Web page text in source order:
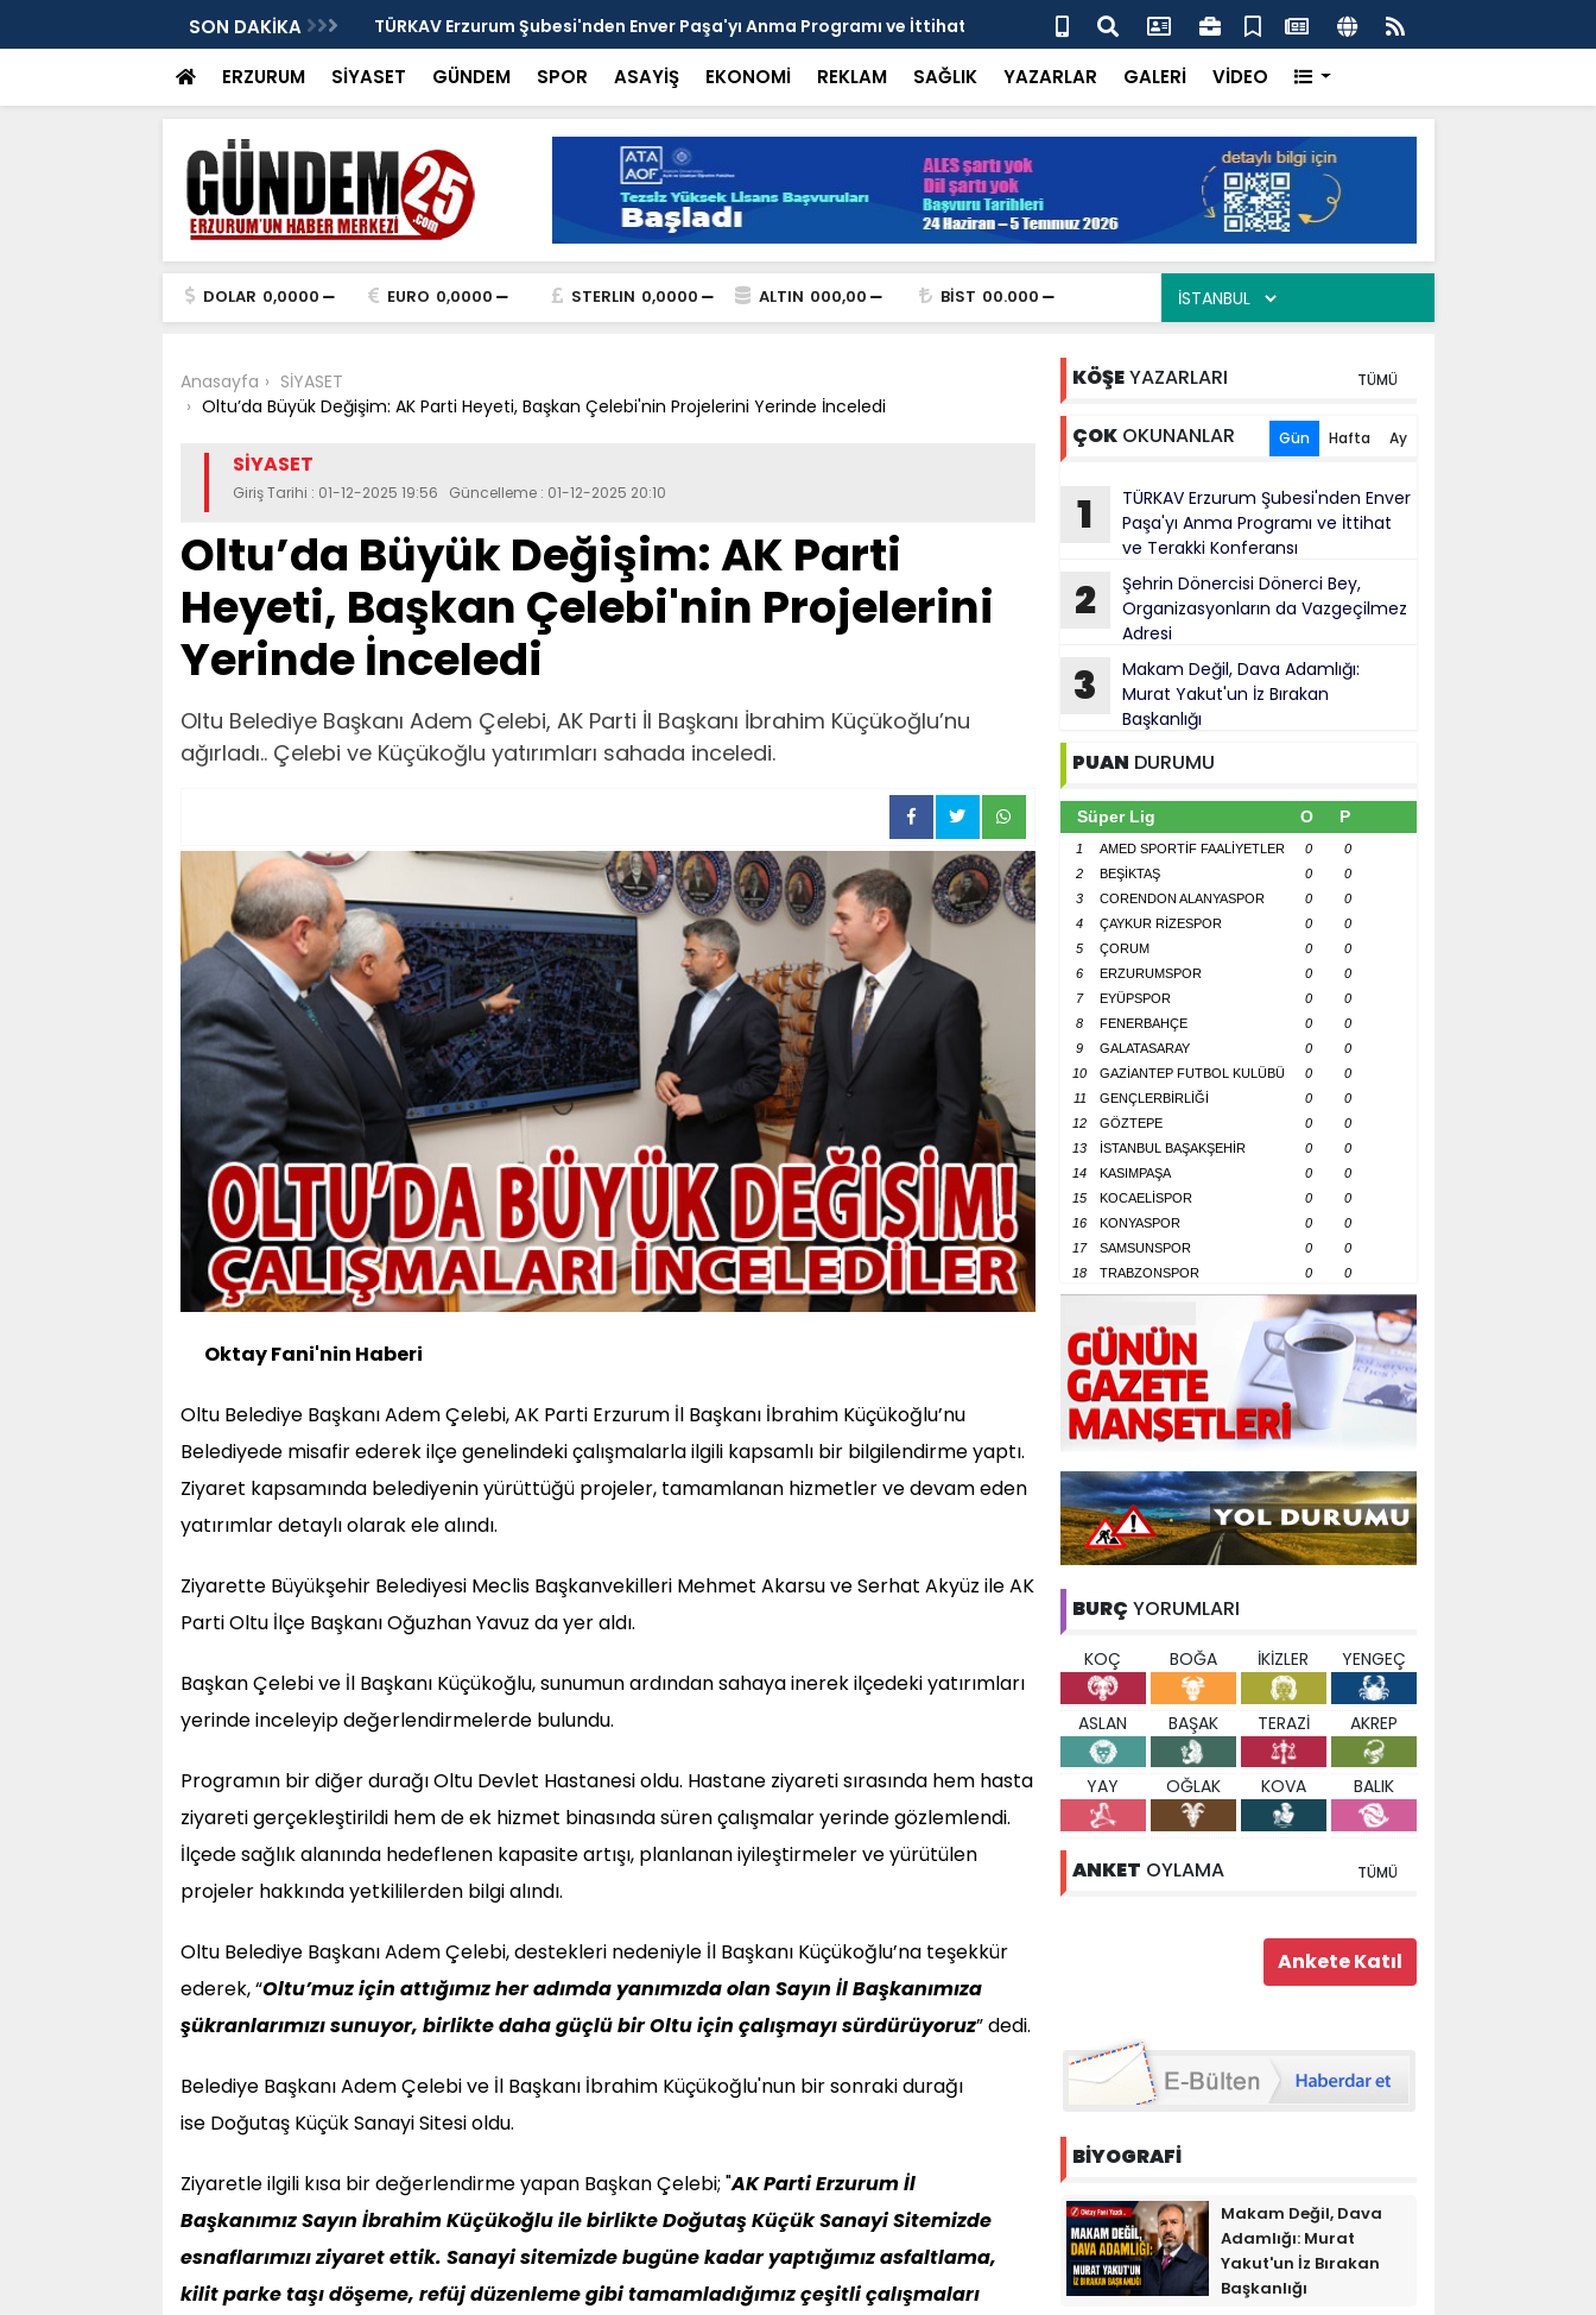
SON DAKİKA
Murat Yakut'un İz Bırakan Başkanlığı
TÜRKAV Erzurum Şubesi'nden Enver Paşa'yı Anma Programı ve İttihat
ve Terakki Konferansı
Şehrin Dönercisi Dönerci Bey, Organizasyonların da Vazgeçilmez
Adresi
ERZURUM SİYASET GÜNDEM SPOR ASAYİŞ EKONOMİ REKLAM SAĞLIK YAZARLAR GALERİ VİDEO
DOLAR 0,0000 EURO 0,0000 STERLIN 0,0000 ALTIN 000,00 BİST 00.000
Anasayfa
SİYASET
Oltu’da Büyük Değişim: AK Parti Heyeti, Başkan Çelebi'nin Projelerini Yerinde İnceledi
SİYASET
Giriş Tarihi : 01-12-2025 19:56 Güncelleme : 01-12-2025 20:10
Oltu’da Büyük Değişim: AK Parti
Heyeti, Başkan Çelebi'nin Projelerini
Yerinde İnceledi
Oltu Belediye Başkanı Adem Çelebi, AK Parti İl Başkanı İbrahim Küçükoğlu’nu
ağırladı.. Çelebi ve Küçükoğlu yatırımları sahada inceledi.
Oktay Fani'nin Haberi
Oltu Belediye Başkanı Adem Çelebi, AK Parti Erzurum İl Başkanı İbrahim Küçükoğlu’nu
Belediyede misafir ederek ilçe genelindeki çalışmalarla ilgili kapsamlı bir bilgilendirme yaptı.
Ziyaret kapsamında belediyenin yürüttüğü projeler, tamamlanan hizmetler ve devam eden
yatırımlar detaylı olarak ele alındı.
Ziyarette Büyükşehir Belediyesi Meclis Başkanvekilleri Mehmet Akarsu ve Serhat Akyüz ile AK
Parti Oltu İlçe Başkanı Oğuzhan Yavuz da yer aldı.
Başkan Çelebi ve İl Başkanı Küçükoğlu, sunumun ardından sahaya inerek ilçedeki yatırımları
yerinde inceleyip değerlendirmelerde bulundu.
Programın bir diğer durağı Oltu Devlet Hastanesi oldu. Hastane ziyareti sırasında hem hasta
ziyareti gerçekleştirildi hem de ek hizmet binasında süren çalışmalar yerinde gözlemlendi.
İlçede sağlık alanında hedeflenen kapasite artışı, planlanan iyileştirmeler ve yürütülen
projeler hakkında yetkililerden bilgi alındı.
Oltu Belediye Başkanı Adem Çelebi, destekleri nedeniyle İl Başkanı Küçükoğlu’na teşekkür
ederek, “Oltu’muz için attığımız her adımda yanımızda olan Sayın İl Başkanımıza
şükranlarımızı sunuyor, birlikte daha güçlü bir Oltu için çalışmayı sürdürüyoruz” dedi.
Belediye Başkanı Adem Çelebi ve İl Başkanı İbrahim Küçükoğlu'nun bir sonraki durağı
ise Doğutaş Küçük Sanayi Sitesi oldu.
Ziyaretle ilgili kısa bir değerlendirme yapan Başkan Çelebi; "AK Parti Erzurum İl
Başkanımız Sayın İbrahim Küçükoğlu ile birlikte Doğutaş Küçük Sanayi Sitemizde
esnaflarımızı ziyaret ettik. Sanayi sitemizde bugüne kadar yaptığımız asfaltlama,
kilit parke taşı döşeme, refüj düzenleme gibi tamamladığımız çeşitli çalışmaları
KÖŞEYAZARLARI TÜMÜ
ÇOKOKUNANLAR Gün Hafta Ay
1
TÜRKAV Erzurum Şubesi'nden Enver
Paşa'yı Anma Programı ve İttihat
ve Terakki Konferansı
2
Şehrin Dönercisi Dönerci Bey,
Organizasyonların da Vazgeçilmez
Adresi
3
Makam Değil, Dava Adamlığı:
Murat Yakut'un İz Bırakan
Başkanlığı
PUAN DURUMU
Süper Lig O P
1 AMED SPORTİF FAALİYETLER 0
0
2
BEŞİKTAŞ 0
0
3
CORENDON ALANYASPOR 0
0
4
ÇAYKUR RİZESPOR 0
0
5
ÇORUM 0
0
6
ERZURUMSPOR 0
0
7
EYÜPSPOR 0
0
8
FENERBAHÇE 0
0
9
GALATASARAY 0
0
10
GAZİANTEP FUTBOL KULÜBÜ 0
0
11
GENÇLERBİRLİĞİ 0
0
12
GÖZTEPE 0
0
13
İSTANBUL BAŞAKŞEHİR 0
0
14
KASIMPAŞA 0
0
15
KOCAELİSPOR 0
0
16
KONYASPOR 0
0
17
SAMSUNSPOR 0
0
18
TRABZONSPOR 0 0
BURÇ YORUMLARI
KOÇ BOĞA İKİZLER YENGEÇ
ASLAN BAŞAK TERAZİ AKREP
YAY OĞLAK KOVA BALIK
ANKET OYLAMA TÜMÜ
BİYOGRAFİ
Makam Değil, Dava
Adamlığı: Murat
Yakut'un İz Bırakan
Başkanlığı